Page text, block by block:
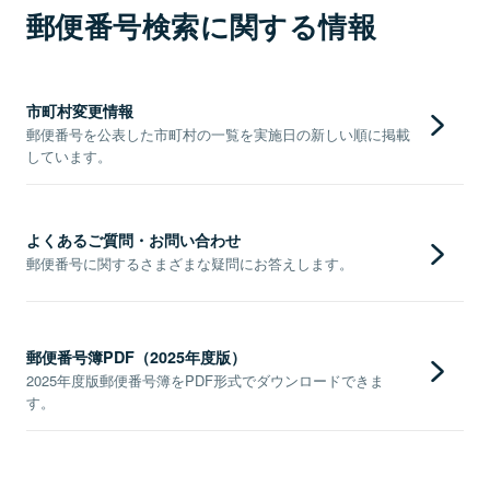
郵便番号検索に関する情報
市町村変更情報
郵便番号を公表した市町村の一覧を実施日の新しい順に掲載
しています。
よくあるご質問・お問い合わせ
郵便番号に関するさまざまな疑問にお答えします。
郵便番号簿PDF（2025年度版）
2025年度版郵便番号簿をPDF形式でダウンロードできま
す。